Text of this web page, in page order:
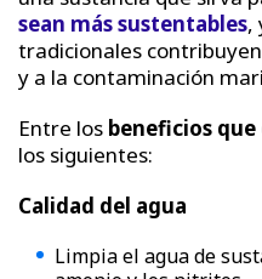
sean más sustentables,
tradicionales
y a la contaminación
Entre los beneficios
los siguientes:
Calidad del agua
Limpia el agua de